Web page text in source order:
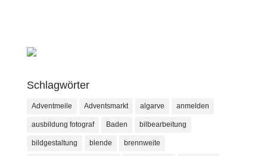
Schlagwörter
Adventmeile Adventsmarkt algarve anmelden
ausbildung fotograf Baden bilbearbeitung
bildgestaltung blende brennweite